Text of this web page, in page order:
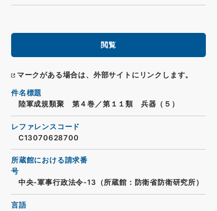
閲覧
マークがある場合は、外部サイトにリンクします。
件名標題
陸軍成規類聚 第４巻／第１１類 兵器（５）
レファレンスコード
C13070628700
所蔵館における請求番
号
中央-軍事行政法令-13（所蔵館：防衛省防衛研究所）
言語